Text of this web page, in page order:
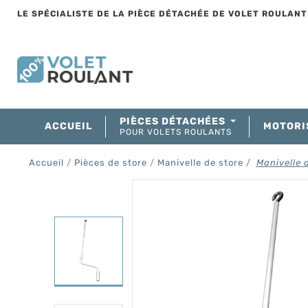
LE SPÉCIALISTE DE LA PIÈCE DÉTACHÉE DE VOLET
ACCUEIL PIÈCES DÉTACHÉES
POUR VOLETS ROULANTS
Accueil Pièces de store Manivelle de store Manivelle